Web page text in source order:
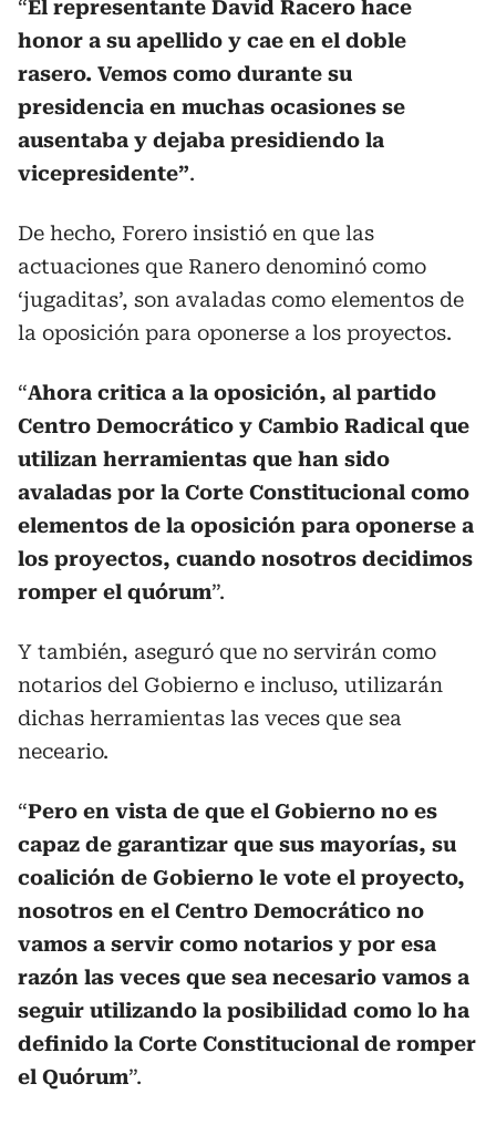
“El representante David Racero hace
honor a su apellido y cae en el doble
rasero. Vemos como durante su
presidencia en muchas ocasiones se
ausentaba y dejaba presidiendo la
vicepresidente”.
De hecho, Forero insistió en que las
actuaciones que Ranero denominó como
‘jugaditas’, son avaladas como elementos de
la oposición para oponerse a los proyectos.
“Ahora critica a la oposición, al partido
Centro Democrático y Cambio Radical que
utilizan herramientas que han sido
avaladas por la Corte Constitucional como
elementos de la oposición para oponerse a
los proyectos, cuando nosotros decidimos
romper el quórum”.
Y también, aseguró que no servirán como
notarios del Gobierno e incluso, utilizarán
dichas herramientas las veces que sea
neceario.
“Pero en vista de que el Gobierno no es
capaz de garantizar que sus mayorías, su
coalición de Gobierno le vote el proyecto,
nosotros en el Centro Democrático no
vamos a servir como notarios y por esa
razón las veces que sea necesario vamos a
seguir utilizando la posibilidad como lo ha
definido la Corte Constitucional de romper
el Quórum”.